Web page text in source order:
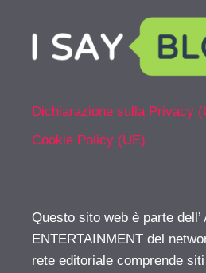
Dichiarazione sulla Privacy
Cookie Policy (UE)
Questo sito web è parte dell’
ENTERTAINMENT del
rete editoriale comprende